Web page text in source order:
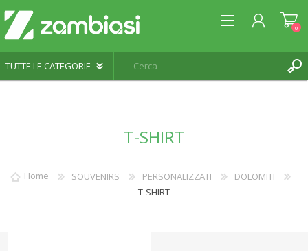
0
T-SHIRT
Home SOUVENIRS PERSONALIZZATI
DOLOMITI
T-SHIRT